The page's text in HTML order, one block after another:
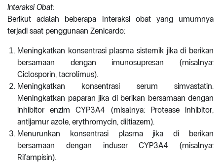
Interaksi Obat:
Berikut adalah beberapa Interaksi obat yang umumnya
terjadi saat penggunaan Zenicardo:
Meningkatkan konsentrasi plasma sistemik jika di berikan
bersamaan dengan imunosupresan (misalnya:
Ciclosporin, tacrolimus).
Meningkatkan konsentrasi serum simvastatin.
Meningkatkan paparan jika di berikan bersamaan dengan
inhibitor enzim CYP3A4 (misalnya: Protease inhibitor,
antijamur azole, erythromycin, diltiazem).
Menurunkan konsentrasi plasma jika di berikan
bersamaan dengan induser CYP3A4 (misalnya:
Rifampisin).